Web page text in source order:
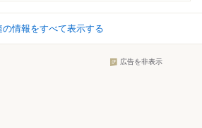
の情報をすべて表示する
広告を非表示